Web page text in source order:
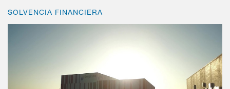
SOLVENCIA FINANCIERA